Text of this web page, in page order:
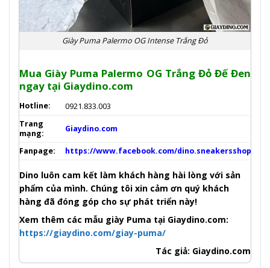
Giày Puma Palermo OG Intense Trắng Đỏ
Mua Giày Puma Palermo OG Trắng Đỏ Đế Đen
ngay tại Giaydino.com
Hotline:
0921.833.003
Trang
mạng:
Giaydino.com
Fanpage: https://www.facebook.com/dino.sneakersshop
Dino luôn cam kết làm khách hàng hài lòng với sản
phẩm của mình. Chúng tôi xin cảm ơn quý khách
hàng đã đóng góp cho sự phát triển này!
Xem thêm các mẫu giày Puma tại Giaydino.com:
https://giaydino.com/giay-puma/
Tác giả: Giaydino.com